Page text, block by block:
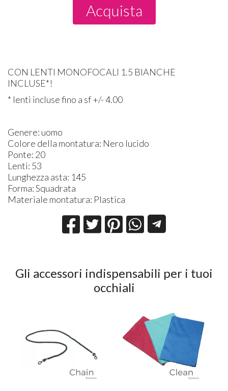
Acquista
CON LENTI MONOFOCALI 1.5 BIANCHE
INCLUSE*!
* lenti incluse fino a sf +/- 4.00
Genere: uomo
Colore della montatura: Nero lucido
Ponte: 20
Lenti: 53
Lunghezza asta: 145
Forma: Squadrata
Materiale montatura: Plastica
Gli accessori indispensabili per i tuoi
occhiali